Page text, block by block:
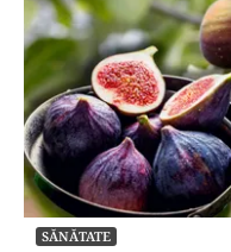
SĂNĂTATE